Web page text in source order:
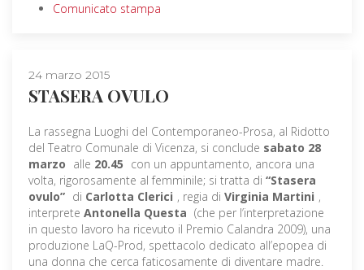
Comunicato stampa
24 marzo 2015
STASERA OVULO
La rassegna Luoghi del Contemporaneo-Prosa, al Ridotto
del Teatro Comunale di Vicenza, si conclude sabato 28
marzo alle 20.45 con un appuntamento, ancora una
volta, rigorosamente al femminile; si tratta di “Stasera
ovulo” di Carlotta Clerici , regia di Virginia Martini ,
interprete Antonella Questa (che per l’interpretazione
in questo lavoro ha ricevuto il Premio Calandra 2009), una
produzione LaQ-Prod, spettacolo dedicato all’epopea di
una donna che cerca faticosamente di diventare madre.